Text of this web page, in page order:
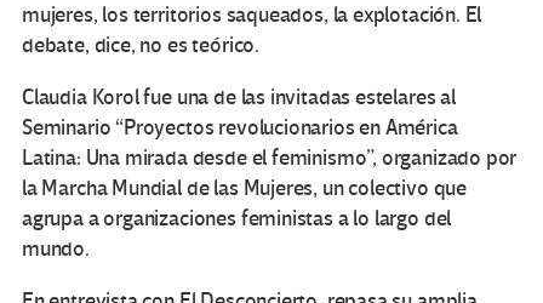
mujeres, los territorios saqueados, la explotación. El
debate, dice, no es teórico.
Claudia Korol fue una de las invitadas estelares al
Seminario “Proyectos revolucionarios en América
Latina: Una mirada desde el feminismo”, organizado por
la Marcha Mundial de las Mujeres, un colectivo que
agrupa a organizaciones feministas a lo largo del
mundo.